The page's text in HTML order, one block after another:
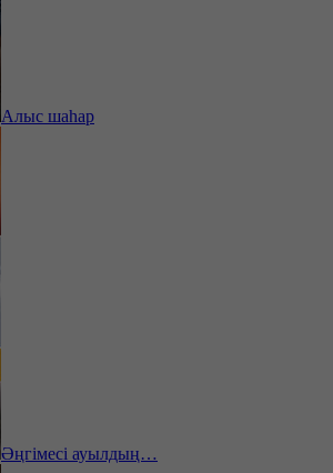
Алыс шаһар
Әңгімесі ауылдың…